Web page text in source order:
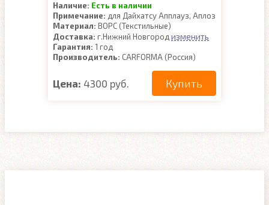
Наличие: Есть в наличии
Примечание: для Дайхатсу Апплауз, Аплоз
Материал: ВОРС (Текстильные)
Доставка: г.Нижний Новгород изменить
Гарантия: 1 год
Производитель: CARFORMA (Россия)
Цена: 4300 руб. Купить